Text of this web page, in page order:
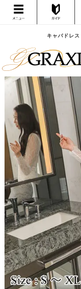
キャバドレ